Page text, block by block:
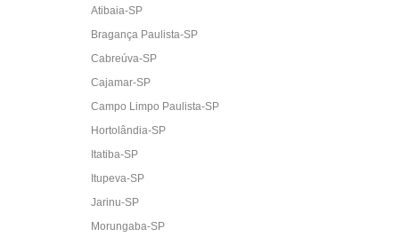
Atibaia-SP
Bragança Paulista-SP
Cabreúva-SP
Cajamar-SP
Campo Limpo Paulista-SP
Hortolândia-SP
Itatiba-SP
Itupeva-SP
Jarinu-SP
Morungaba-SP